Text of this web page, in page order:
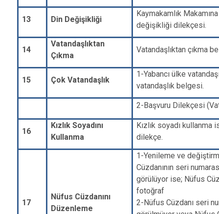
13 Din Değişikliği
Kaymakamlık
değişikliği dilekçesi.
14
Vatandaşlıktan
Çıkma
Vatandaşlıktan çıkma
15 Çok Vatandaşlık
1-Yabancı ülke
vatandaşlık belgesi.
2-Başvuru Dilekçesi
16
Kızlık Soyadını
Kullanma
Kızlık soyadı kullanma
dilekçe.
17
Nüfus Cüzdanını
Düzenleme
1-Yenileme ve
Cüzdanının seri
görülüyor ise; Nüfus
fotoğraf
2-Nüfus Cüzdanı seri